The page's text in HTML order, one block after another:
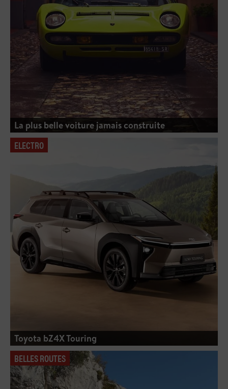
La plus belle voiture jamais construite
ELECTRO
Toyota bZ4X Touring
BELLES ROUTES